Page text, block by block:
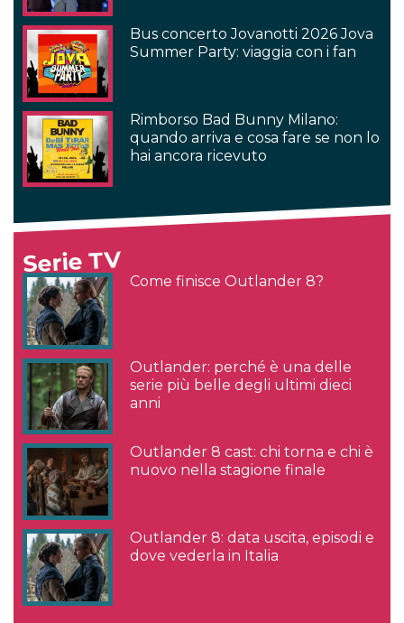
Bus concerto Jovanotti 2026 Jova
Summer Party: viaggia con i fan
Rimborso Bad Bunny Milano:
quando arriva e cosa fare se non lo
hai ancora ricevuto
Serie TV
Come finisce Outlander 8?
Outlander: perché è una delle
serie più belle degli ultimi dieci
anni
Outlander 8 cast: chi torna e chi è
nuovo nella stagione finale
Outlander 8: data uscita, episodi e
dove vederla in Italia